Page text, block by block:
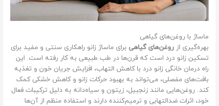
ماساژ با روغن‌های گیاهی
بهره‌گیری ازروغن‌های گیاهی برای ماساژ زانو راهکاری سنتی و مفید برای
تسکین زانو درد است که قرن‌ها در طب طبیعی به کار رفته است. این
راه درمان خانگی زانو درد با کاهش التهاب، افزایش جریان خون و تغذیه
بافت‌های مفصلی، می‌تواند به بهبود حرکات زانو و کاهش خشکی کمک
کند. روغن‌هایی مانند زنجبیل، زیتون و سیاه‌دانه به دلیل ترکیبات فعال
خود، اثرات ضدالتهابی و ترمیم‌کننده دارند و استفاده منظم از آن‌ها